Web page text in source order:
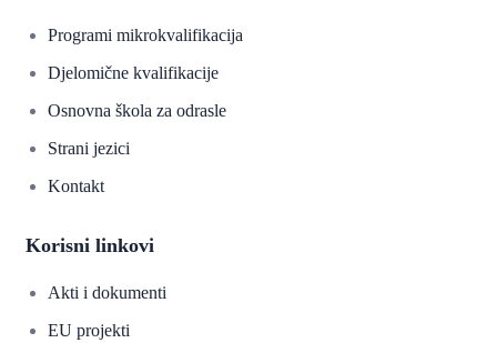
Programi mikrokvalifikacija
Djelomične kvalifikacije
Osnovna škola za odrasle
Strani jezici
Kontakt
Korisni linkovi
Akti i dokumenti
EU projekti